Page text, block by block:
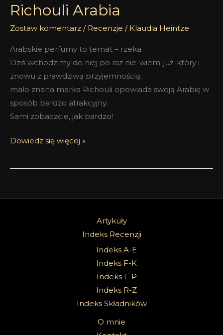
Richouli Arabia
Zostaw komentarz / Recenzje / Klaudia Heintze
Arabskie perfumy to temat – rzeka.
Dziś wchodzimy do niej po raz nie-wiem-już-który i
znowu z prawdziwą przyjemnością.
mało znana marka Richouli opowiada swoją Arabię w
sposób bardzo atrakcyjny.
Sami zobaczcie, jak bardzo!
Dowiedz się więcej »
Artykuły
Indeks Recenzji
Indeks A-E
Indeks F-K
Indeks L-P
Indeks R-Z
Indeks Składników
O mnie